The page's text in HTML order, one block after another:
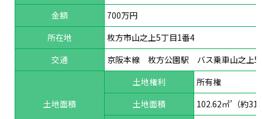
金額
700万円
所在地
枚方市山之上5丁目1番4
交通
京阪本線 枚方公園駅 バス乗車山之上
土地面積
土地権利
所有権
土地面積
102.62㎡’（約